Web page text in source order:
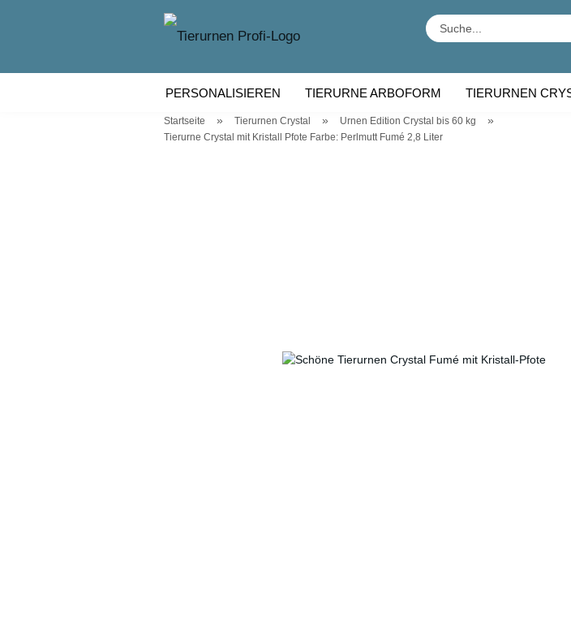
PERSONALISIEREN TIERURNE ARBOFORM TIERURNEN
TIERURNEN KERAMIK TIERURNEN HOLZ
Startseite » Tierurnen Crystal » Urnen Edition Crystal bis 60 kg »
Tierurne Crystal mit Kristall Pfote Farbe: Perlmutt Fumé 2,8 Liter